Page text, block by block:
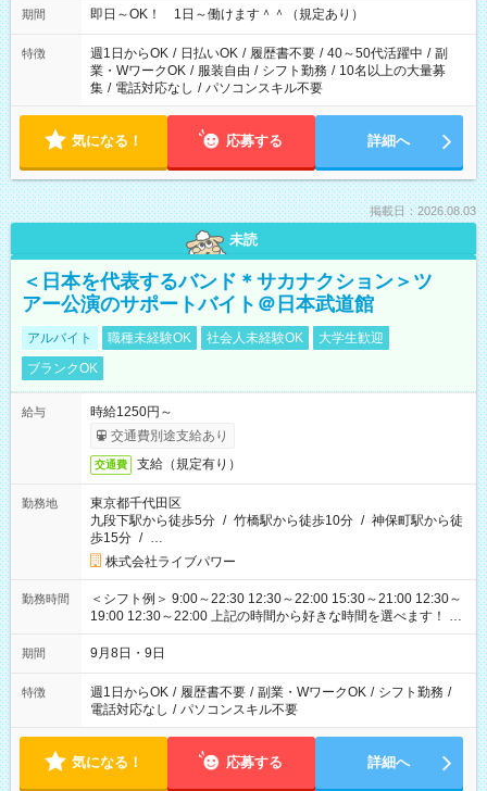
期間 即日～OK！ 1日～働けます＾＾（規定あり）
特徴 週1日からOK / 日払いOK / 履歴書不要 / 40～50代活躍中 / 副
業・WワークOK / 服装自由 / シフト勤務 / 10名以上の大量募
集 / 電話対応なし / パソコンスキル不要
気になる！ 応募する 詳細へ
掲載日：2026.08.03
未読
＜日本を代表するバンド＊サカナクション＞ツ
アー公演のサポートバイト＠日本武道館
アルバイト 職種未経験OK 社会人未経験OK
大学生歓迎
ブランクOK
給与
時給1250円～
交通費別途支給あり
交通費 支給（規定有り）
勤務地
東京都千代田区
九段下駅から徒歩5分 / 竹橋駅から徒歩10分 / 神保町駅から徒
歩15分 / …
株式会社ライブパワー
勤務時間
＜シフト例＞ 9:00～22:30 12:30～22:00 15:30～21:00 12:30～
19:00 12:30～22:00 上記の時間から好きな時間を選べます！ ※
時間は変更となる可能性があります
期間 9月8日・9日
特徴 週1日からOK / 履歴書不要 / 副業・WワークOK / シフト勤務 /
電話対応なし / パソコンスキル不要
気になる！ 応募する 詳細へ